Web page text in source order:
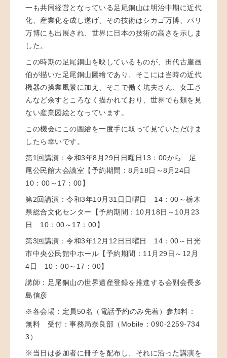
一も共同経営となっている足尾銅山は明治中期に近代
化、産業化を成し遂げ、その技術はシカゴ万博、パリ
万博にも出展され、世界に日本の技術の高さを示しま
した。
この時期の足尾銅山を映しているものが、田代古崖画
伯が描いた足尾銅山圖繪であり、そこには当時の近代
機器の操業風景に加え、そこで働く坑夫さん、女工さ
んなど余すところなく描かれており、世界でも類を見
ない産業図絵となっています。
この機会にこの圖繪を一度手に取って見ていただけま
したら幸いです。
第1回講演：令和3年8月29日日曜日13：00から 足
尾公民館大会議室【予約期間：8月18日～8月24日
10：00～17：00】
第2回講演：令和3年10月31日日曜日 14：00～栃木
県総合文化センター【予約期間：10月18日～10月23
日 10：00～17：00】
第3回講演：令和3年12月12日日曜日 14：00～日光
市中央公民館中ホール【予約期間：11月29日～12月
4日 10：00～17：00】
講師：足尾銅山の世界遺産登録を推進する会副会長多
島信彦
※各会場：定員50名（電話予約のみ先着）参加料：
無料 受付：事務局奈良部（Mobile：090-2259-734
3）
※当日は参加者に冊子を配布し、それに沿った講演を